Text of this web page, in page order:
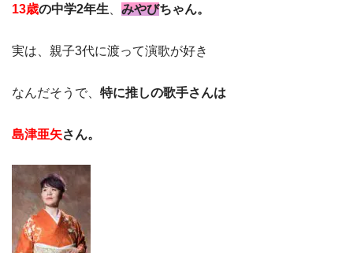
13歳の中学2年生 みやびちゃん。
実は、親子3代に渡って演歌が好き
なんだそうで、 特に推しの歌手さんは
島津亜矢さん。